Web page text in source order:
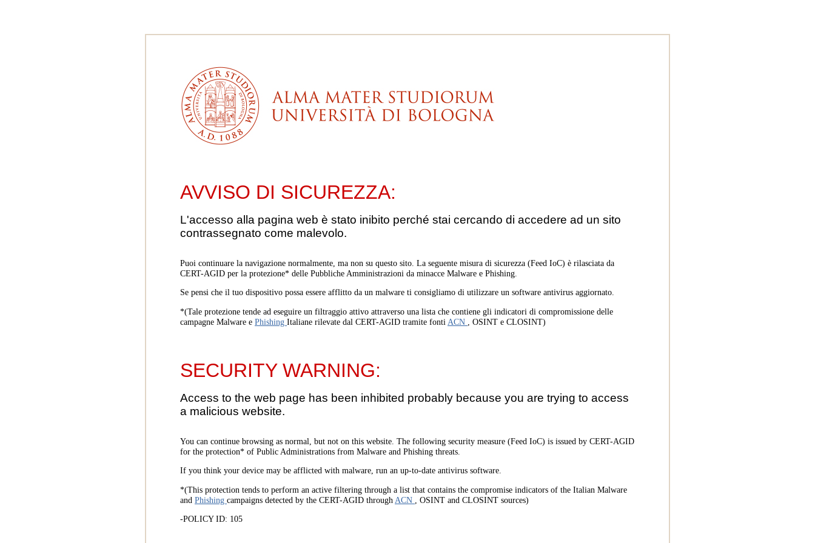
AVVISO DI SICUREZZA:
L'accesso alla pagina web è stato inibito perché stai cercando di accedere ad un sito
contrassegnato come malevolo.
Puoi continuare la navigazione normalmente, ma non su questo sito. La seguente misura di sicurezza (Feed IoC) è rilasciata da
CERT-AGID per la protezione* delle Pubbliche Amministrazioni da minacce Malware e Phishing.
Se pensi che il tuo dispositivo possa essere afflitto da un malware ti consigliamo di utilizzare un software antivirus aggiornato.
*(Tale protezione tende ad eseguire un filtraggio attivo attraverso una lista che contiene gli indicatori di compromissione delle
campagne Malware e Phishing Italiane rilevate dal CERT-AGID tramite fonti ACN , OSINT e CLOSINT)
SECURITY WARNING:
Access to the web page has been inhibited probably because you are trying to access
a malicious website.
You can continue browsing as normal, but not on this website. The following security measure (Feed IoC) is issued by CERT-AGID
for the protection* of Public Administrations from Malware and Phishing threats.
If you think your device may be afflicted with malware, run an up-to-date antivirus software.
*(This protection tends to perform an active filtering through a list that contains the compromise indicators of the Italian Malware
and Phishing campaigns detected by the CERT-AGID through ACN
, OSINT and CLOSINT sources)
-POLICY ID: 105